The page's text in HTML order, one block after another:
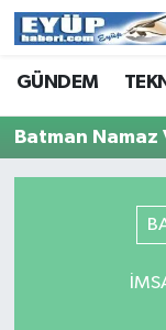
GÜNDEM
Batman